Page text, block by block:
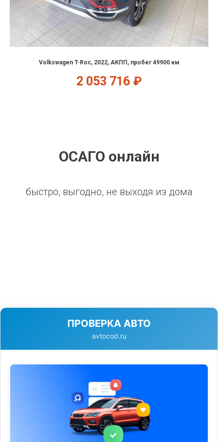
Volkswagen T-Roc, 2022, АКПП, пробег 49900 км
2 053 716 ₽
ОСАГО онлайн
быстро, выгодно, не выходя из дома
ПРОВЕРКА АВТО
avtocod.ru